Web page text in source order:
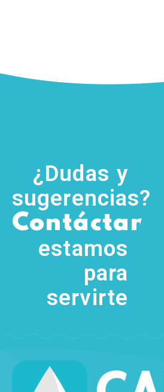
¿Dudas y
sugerencias?
Contáctanos
estamos
para
servirte